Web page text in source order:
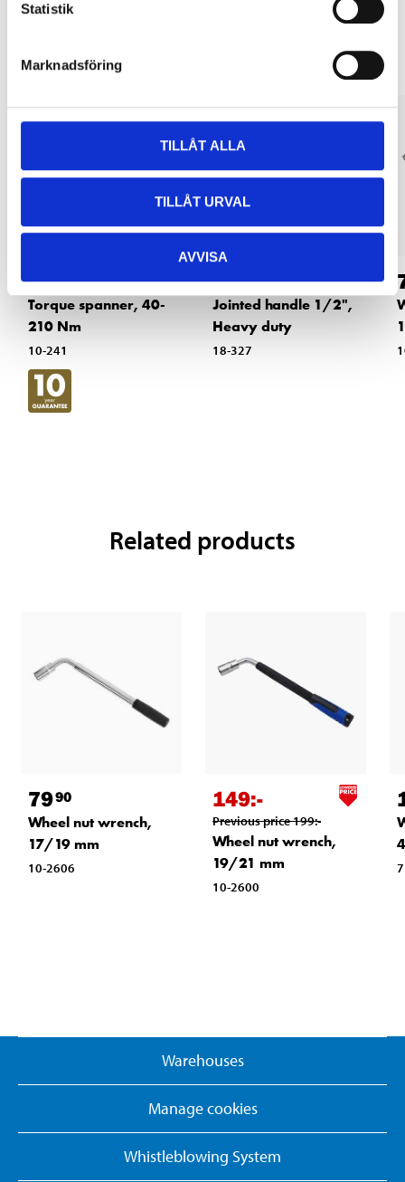
Statistik
Marknadsföring
TILLÅT ALLA
TILLÅT URVAL
AVVISA
Other customers also bought
499:-
Torque spanner, 40-
210 Nm
10-241
179:-
Jointed handle 1/2",
Heavy duty
18-327
Related products
7990
Wheel nut wrench,
17/19 mm
10-2606
149:-
Previous price199:-
Wheel nut wrench,
19/21 mm
10-2600
Warehouses
Manage cookies
Whistleblowing System